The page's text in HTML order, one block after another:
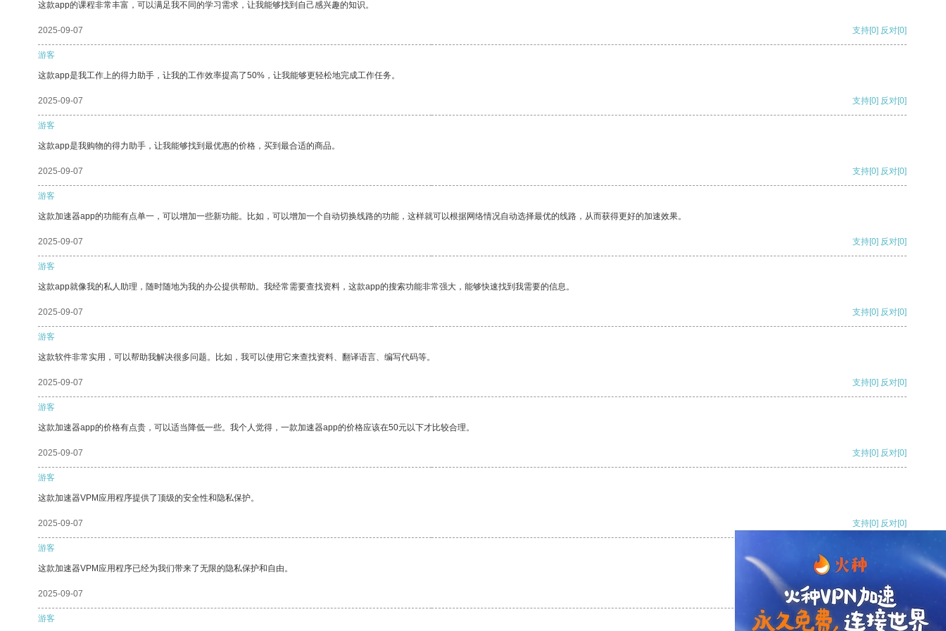
这款app的课程非常丰富，可以满足我不同的学习需求，让我能够找到自己感兴趣的知识。
2025-09-07 支持[0] 反对[0]
游客
这款app是我工作上的得力助手，让我的工作效率提高了50%，让我能够更轻松地完成工作任务。
2025-09-07 支持[0] 反对[0]
游客
这款app是我购物的得力助手，让我能够找到最优惠的价格，买到最合适的商品。
2025-09-07 支持[0] 反对[0]
游客
这款加速器app的功能有点单一，可以增加一些新功能。比如，可以增加一个自动切换线路的功能，这样就可以根据网络情况自动选择最优的线路，从而获得更好的加速效果。
2025-09-07 支持[0] 反对[0]
游客
这款app就像我的私人助理，随时随地为我的办公提供帮助。我经常需要查找资料，这款app的搜索功能非常强大，能够快速找到我需要的信息。
2025-09-07 支持[0] 反对[0]
游客
这款软件非常实用，可以帮助我解决很多问题。比如，我可以使用它来查找资料、翻译语言、编写代码等。
2025-09-07 支持[0] 反对[0]
游客
这款加速器app的价格有点贵，可以适当降低一些。我个人觉得，一款加速器app的价格应该在50元以下才比较合理。
2025-09-07 支持[0] 反对[0]
游客
这款加速器VPM应用程序提供了顶级的安全性和隐私保护。
2025-09-07 支持[0] 反对[0]
游客
这款加速器VPM应用程序已经为我们带来了无限的隐私保护和自由。
2025-09-07 支持[0] 反对
游客